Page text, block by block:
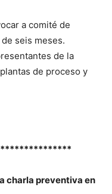
a comité de
seis meses.
de la
de proceso y
charla preventiva en